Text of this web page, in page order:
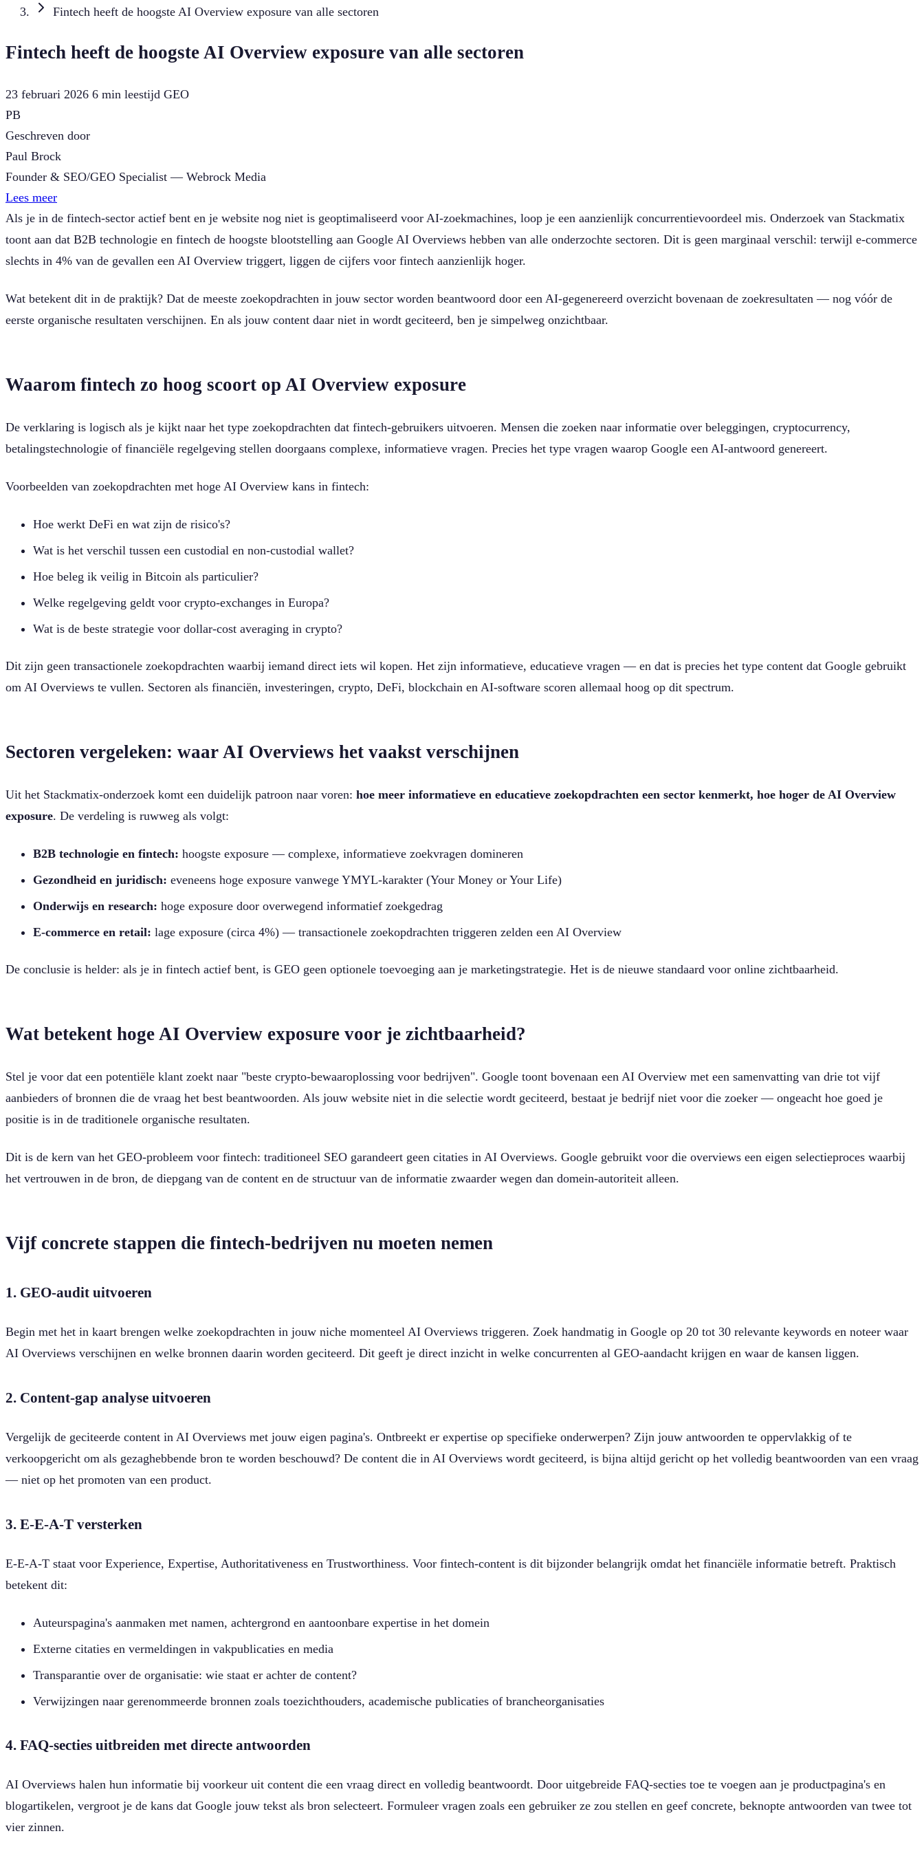
Fintech heeft de hoogste AI Overview exposure van alle sectoren
Fintech heeft de hoogste AI Overview exposure van alle sectoren
23 februari 2026 6 min leestijd GEO
PB
Geschreven door
Paul Brock
Founder & SEO/GEO Specialist — Webrock Media
Lees meer
Als je in de fintech-sector actief bent en je website nog niet is geoptimaliseerd voor AI-zoekmachines, loop je een aanzienlijk concurrentievoordeel mis. Onderzoek van Stackmatix
toont aan dat B2B technologie en fintech de hoogste blootstelling aan Google AI Overviews hebben van alle onderzochte sectoren. Dit is geen marginaal verschil: terwijl e-commerce
slechts in 4% van de gevallen een AI Overview triggert, liggen de cijfers voor fintech aanzienlijk hoger.
Wat betekent dit in de praktijk? Dat de meeste zoekopdrachten in jouw sector worden beantwoord door een AI-gegenereerd overzicht bovenaan de zoekresultaten — nog vóór de
eerste organische resultaten verschijnen. En als jouw content daar niet in wordt geciteerd, ben je simpelweg onzichtbaar.
Waarom fintech zo hoog scoort op AI Overview exposure
De verklaring is logisch als je kijkt naar het type zoekopdrachten dat fintech-gebruikers uitvoeren. Mensen die zoeken naar informatie over beleggingen, cryptocurrency,
betalingstechnologie of financiële regelgeving stellen doorgaans complexe, informatieve vragen. Precies het type vragen waarop Google een AI-antwoord genereert.
Voorbeelden van zoekopdrachten met hoge AI Overview kans in fintech:
Hoe werkt DeFi en wat zijn de risico's?
Wat is het verschil tussen een custodial en non-custodial wallet?
Hoe beleg ik veilig in Bitcoin als particulier?
Welke regelgeving geldt voor crypto-exchanges in Europa?
Wat is de beste strategie voor dollar-cost averaging in crypto?
Dit zijn geen transactionele zoekopdrachten waarbij iemand direct iets wil kopen. Het zijn informatieve, educatieve vragen — en dat is precies het type content dat Google gebruikt
om AI Overviews te vullen. Sectoren als financiën, investeringen, crypto, DeFi, blockchain en AI-software scoren allemaal hoog op dit spectrum.
Sectoren vergeleken: waar AI Overviews het vaakst verschijnen
Uit het Stackmatix-onderzoek komt een duidelijk patroon naar voren: hoe meer informatieve en educatieve zoekopdrachten een sector kenmerkt, hoe hoger de AI Overview
exposure. De verdeling is ruwweg als volgt:
B2B technologie en fintech: hoogste exposure — complexe, informatieve zoekvragen domineren
Gezondheid en juridisch: eveneens hoge exposure vanwege YMYL-karakter (Your Money or Your Life)
Onderwijs en research: hoge exposure door overwegend informatief zoekgedrag
E-commerce en retail: lage exposure (circa 4%) — transactionele zoekopdrachten triggeren zelden een AI Overview
De conclusie is helder: als je in fintech actief bent, is GEO geen optionele toevoeging aan je marketingstrategie. Het is de nieuwe standaard voor online zichtbaarheid.
Wat betekent hoge AI Overview exposure voor je zichtbaarheid?
Stel je voor dat een potentiële klant zoekt naar "beste crypto-bewaaroplossing voor bedrijven". Google toont bovenaan een AI Overview met een samenvatting van drie tot vijf
aanbieders of bronnen die de vraag het best beantwoorden. Als jouw website niet in die selectie wordt geciteerd, bestaat je bedrijf niet voor die zoeker — ongeacht hoe goed je
positie is in de traditionele organische resultaten.
Dit is de kern van het GEO-probleem voor fintech: traditioneel SEO garandeert geen citaties in AI Overviews. Google gebruikt voor die overviews een eigen selectieproces waarbij
het vertrouwen in de bron, de diepgang van de content en de structuur van de informatie zwaarder wegen dan domein-autoriteit alleen.
Vijf concrete stappen die fintech-bedrijven nu moeten nemen
1. GEO-audit uitvoeren
Begin met het in kaart brengen welke zoekopdrachten in jouw niche momenteel AI Overviews triggeren. Zoek handmatig in Google op 20 tot 30 relevante keywords en noteer waar
AI Overviews verschijnen en welke bronnen daarin worden geciteerd. Dit geeft je direct inzicht in welke concurrenten al GEO-aandacht krijgen en waar de kansen liggen.
2. Content-gap analyse uitvoeren
Vergelijk de geciteerde content in AI Overviews met jouw eigen pagina's. Ontbreekt er expertise op specifieke onderwerpen? Zijn jouw antwoorden te oppervlakkig of te
verkoopgericht om als gezaghebbende bron te worden beschouwd? De content die in AI Overviews wordt geciteerd, is bijna altijd gericht op het volledig beantwoorden van een vraag
— niet op het promoten van een product.
3. E-E-A-T versterken
E-E-A-T staat voor Experience, Expertise, Authoritativeness en Trustworthiness. Voor fintech-content is dit bijzonder belangrijk omdat het financiële informatie betreft. Praktisch
betekent dit:
Auteurspagina's aanmaken met namen, achtergrond en aantoonbare expertise in het domein
Externe citaties en vermeldingen in vakpublicaties en media
Transparantie over de organisatie: wie staat er achter de content?
Verwijzingen naar gerenommeerde bronnen zoals toezichthouders, academische publicaties of brancheorganisaties
4. FAQ-secties uitbreiden met directe antwoorden
AI Overviews halen hun informatie bij voorkeur uit content die een vraag direct en volledig beantwoordt. Door uitgebreide FAQ-secties toe te voegen aan je productpagina's en
blogartikelen, vergroot je de kans dat Google jouw tekst als bron selecteert. Formuleer vragen zoals een gebruiker ze zou stellen en geef concrete, beknopte antwoorden van twee tot
vier zinnen.